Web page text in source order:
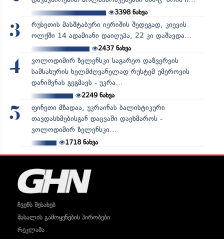
3398ნახვა
3
რუსეთის მასშტაბური იერიშის შედეგად, კიევის
ოლქში 14 ადამიანი დაიღუპა, 22 კი დაშავდა...
2437ნახვა
4
ვოლოდიმირ ზელენსკი საგარეო დაზვერვის
სამსახურის ხელმძღვანელად რუსტემ უმეროვის
დანიშვნას გეგმავს - უკრა...
2249ნახვა
5
ფინეთი მზადაა, უკრაინას ბალისტიკური
თავდასხმებისგან დაცვაში დაეხმაროს -
ვოლოდიმირ ზელენსკი...
1718ნახვა
ჩვენს შესახებ
მასალის გამოყენების პირობები
რეკლამა